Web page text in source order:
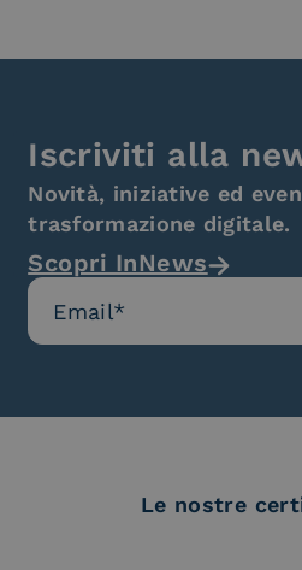
Iscriviti alla
Novità, iniziative ed
trasformazione digitale.
Scopri InNews
Le nostre